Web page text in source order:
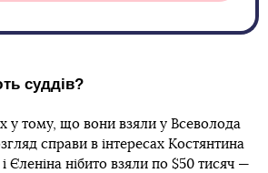
суддів?
у тому, що вони взяли у Всеволода
справи в інтересах Костянтина
Єленіна нібито взяли по $50 тисяч —